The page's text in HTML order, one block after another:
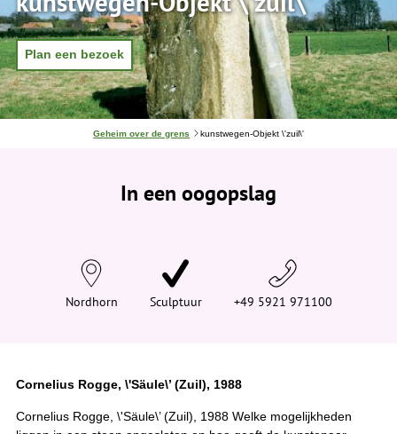
Plan een bezoek
J
e
h
e
Geheim over de grens kunstwegen-Objekt \'zuil\'
In een oogopslag
Nordhorn Sculptuur +49 5921 971100
Cornelius Rogge, \'Säule\’ (Zuil), 1988
Cornelius Rogge, \'Säule\’ (Zuil), 1988 Welke mogelijkheden